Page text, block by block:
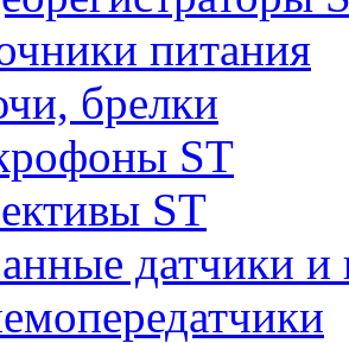
питания
брелки
ST
ST
датчики и